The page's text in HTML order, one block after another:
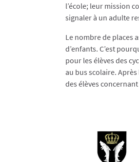
l’école; leur mission
signaler à un adulte
Le nombre de places
d’enfants. C’est
pour les élèves des
au bus scolaire.
des élèves